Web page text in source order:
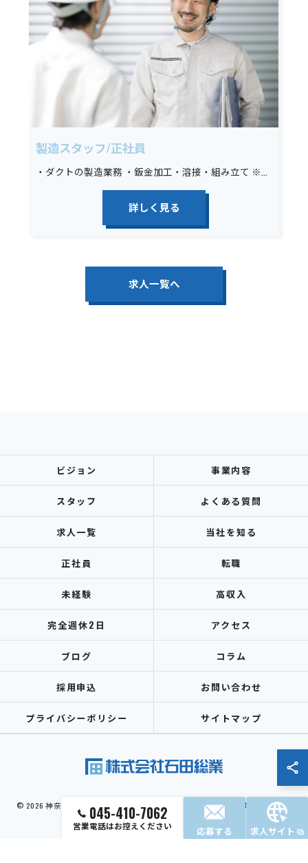
製造スタッフ/正社員
詳しく見る
求人一覧へ
045-410-7062
営業電話はお控えください 応募する 求人サイト
ビジョン 事業内容
スタッフ よくある質問
求人一覧 当社を知る
正社員 転職
未経験 高収入
完全週休2日 アクセス
ブログ コラム
採用申込 お問い合わせ
プライバシーポリシー サイトマップ
© 2026 神奈川県横浜市で設備工事の求人なら株式会社石田総業 ALL RIGHTS
RESERVED.